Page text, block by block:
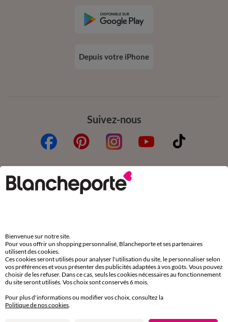
Suivez-nous
Depuis votre iPhone
Commande
Retours gratuits en Point Relais®
Paiement
Carte 4 Etoiles
(1) Offres et codes promos
Aide & conseils
Bienvenue sur notre site.
Pour vous offrir un shopping personnalisé, Blancheporte et ses partenaires
utilisent des cookies.
Ces cookies seront utilisés pour analyser l'utilisation du site, le personnaliser selon
vos préférences et vous présenter des publicités adaptées à vos goûts. Vous pouvez
choisir de les refuser. Dans ce cas, seuls les cookies nécessaires au fonctionnement
du site seront utilisés. Vos choix sont conservés 6 mois.
Pour plus d'informations ou modifier vos choix, consultez la
Politique de nos cookies.